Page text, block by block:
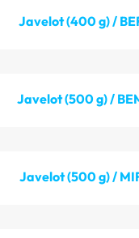
Javelot (400 g) /
Javelot (500 g) /
Javelot (500 g) /